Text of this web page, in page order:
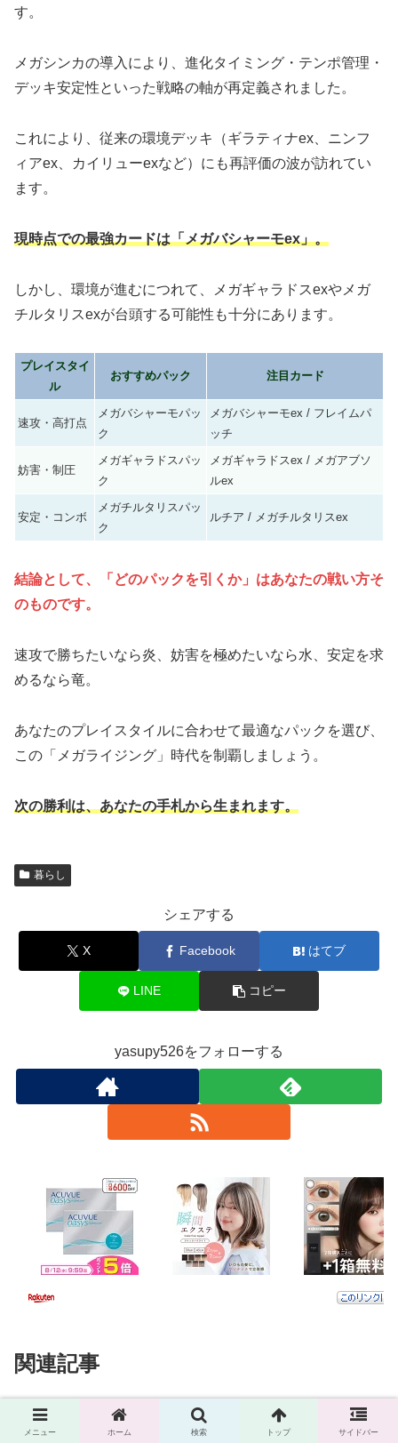
す。
メガシンカの導入により、進化タイミング・テンポ管理・
デッキ安定性といった戦略の軸が再定義されました。
これにより、従来の環境デッキ（ギラティナex、ニンフ
ィアex、カイリューexなど）にも再評価の波が訪れてい
ます。
現時点での最強カードは「メガバシャーモex」。
しかし、環境が進むにつれて、メガギャラドスexやメガ
チルタリスexが台頭する可能性も十分にあります。
プレイスタイ
ル
おすすめパック 注目カード
速攻・高打点
メガバシャーモパッ
ク
メガバシャーモex / フレイムパ
ッチ
妨害・制圧
メガギャラドスパッ
ク
メガギャラドスex / メガアブソ
ルex
安定・コンボ
メガチルタリスパッ
ク
ルチア / メガチルタリスex
結論として、「どのパックを引くか」はあなたの戦い方そ
のものです。
速攻で勝ちたいなら炎、妨害を極めたいなら水、安定を求
めるなら竜。
あなたのプレイスタイルに合わせて最適なパックを選び、
この「メガライジング」時代を制覇しましょう。
次の勝利は、あなたの手札から生まれます。
暮らし
シェアする
X Facebook はてブ
LINE コピー
yasupy526をフォローする
関連記事
暮らし
コストコ入間の混雑を回避する最
適時間は？リアルタイム情報と駐
メニュー ホーム 検索 トップ サイドバー